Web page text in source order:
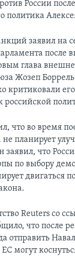
России
политика
заявил на
после
глава
Жозеп
критиковали
что во время
не планирует
что
по выбору
двигаться
Reuters со
что после
отправить
могут